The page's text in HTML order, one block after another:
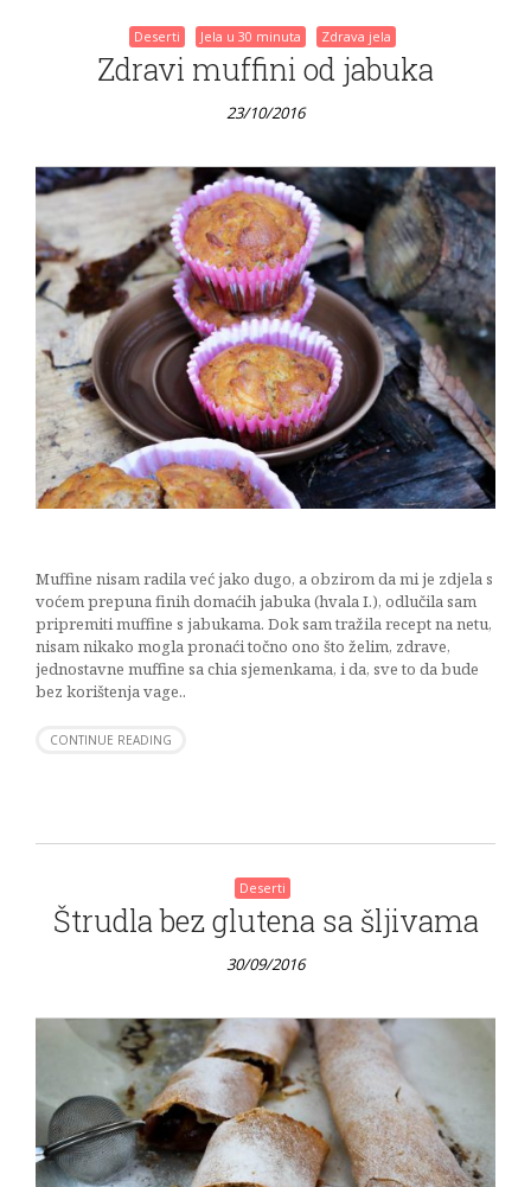
Deserti Jela u 30 minuta Zdrava jela
Zdravi muffini od jabuka
23/10/2016
Muffine nisam radila već jako dugo, a obzirom da mi je zdjela s
voćem prepuna finih domaćih jabuka (hvala I.), odlučila sam
pripremiti muffine s jabukama. Dok sam tražila recept na netu,
nisam nikako mogla pronaći točno ono što želim, zdrave,
jednostavne muffine sa chia sjemenkama, i da, sve to da bude
bez korištenja vage..
CONTINUE READING
Deserti
Štrudla bez glutena sa šljivama
30/09/2016